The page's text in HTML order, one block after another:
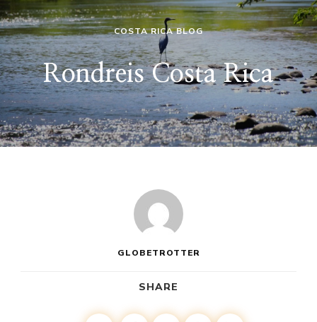
COSTA RICA BLOG
Rondreis Costa Rica
GLOBETROTTER
SHARE